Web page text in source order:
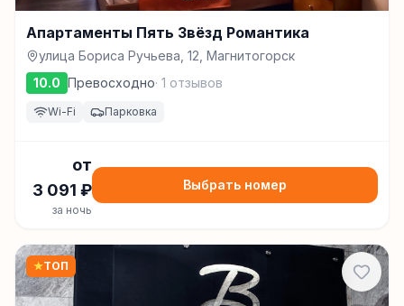
Апартаменты Пять Звёзд Романтика
улица Бориса Ручьева, 12, Магнитогорск
10.0 Превосходно· 1 отзывов
Wi-Fi Парковка
от
3 091 ₽
за ночь
Выбрать номер
★ТОП